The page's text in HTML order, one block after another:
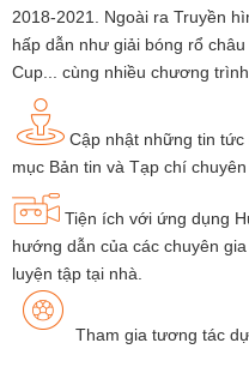
2018-2021. Ngoài ra Truyền
hấp dẫn như giải bóng rổ
Cup... cùng nhiều chương
Cập nhật những tin
mục Bản tin và Tạp chí chuyên
Tiện ích với ứng dụng
hướng dẫn của các chuyên
luyện tập tại nhà.
Tham gia tương tác